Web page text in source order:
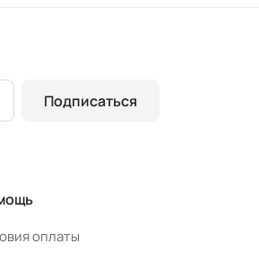
Подписаться
оплаты